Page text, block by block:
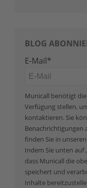
BLOG
E-Mail*
Municall benötigt
Verfügung stellen,
kontaktieren. Sie
Benachrichtigungen
finden Sie in unseren
Indem Sie unten auf
dass Municall die
speichert und
Inhalte